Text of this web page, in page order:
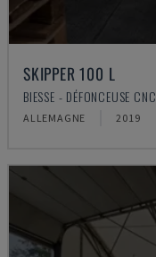
SKIPPER 100 L
BIESSE - DÉFONCEUSE CNC
ALLEMAGNE 2019